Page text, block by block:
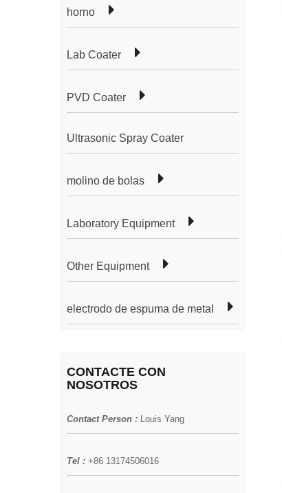
horno
Lab Coater
PVD Coater
Ultrasonic Spray Coater
molino de bolas
Laboratory Equipment
Other Equipment
electrodo de espuma de metal
CONTACTE CON
NOSOTROS
Contact Person : Louis Yang
Tel : +86 13174506016